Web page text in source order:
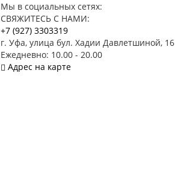
Мы в социальных сетях:
СВЯЖИТЕСЬ С НАМИ:
+7 (927) 3303319
г. Уфа, улица бул. Хадии Давлетшиной, 16
Ежедневно: 10.00 - 20.00
Адрес на карте